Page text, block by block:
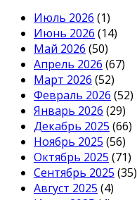
Июль 2026 (1)
Июнь 2026 (14)
Май 2026 (50)
Апрель 2026 (67)
Март 2026 (52)
Февраль 2026 (52)
Январь 2026 (29)
Декабрь 2025 (66)
Ноябрь 2025 (56)
Октябрь 2025 (71)
Сентябрь 2025 (35)
Август 2025 (4)